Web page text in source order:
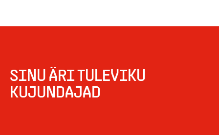
SINU ÄRI TULEVIKU
KUJUNDAJAD